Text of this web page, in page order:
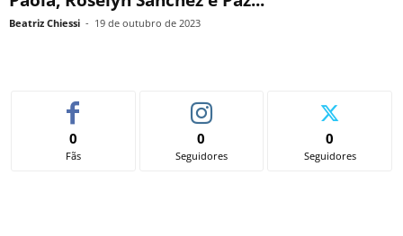
Beatriz Chiessi - 19 de outubro de 2023
0
Fãs
0
Seguidores
0
Seguidores